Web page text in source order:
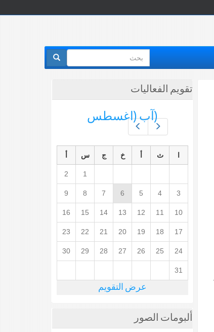
استمارة
البحث
تقويم الفعاليات
(آب (اغسطس
ث خ ج س
1
2
3
4
5
6
7
8
9
10
11
12
13
14
15
16
17
18
19
20
21
22
23
24
25
26
27
28
29
30
31
عرض التقويم
ألبومات الصور